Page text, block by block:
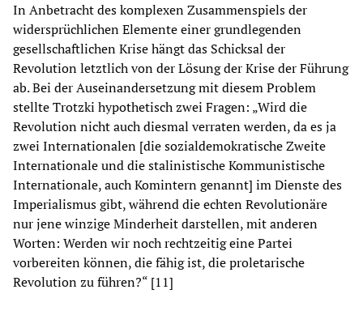
In Anbetracht des komplexen Zusammenspiels der
widersprüchlichen Elemente einer grundlegenden
gesellschaftlichen Krise hängt das Schicksal der
Revolution letztlich von der Lösung der Krise der Führung
ab. Bei der Auseinandersetzung mit diesem Problem
stellte Trotzki hypothetisch zwei Fragen: „Wird die
Revolution nicht auch diesmal verraten werden, da es ja
zwei Internationalen [die sozialdemokratische Zweite
Internationale und die stalinistische Kommunistische
Internationale, auch Komintern genannt] im Dienste des
Imperialismus gibt, während die echten Revolutionäre
nur jene winzige Minderheit darstellen, mit anderen
Worten: Werden wir noch rechtzeitig eine Partei
vorbereiten können, die fähig ist, die proletarische
Revolution zu führen?“ [11]